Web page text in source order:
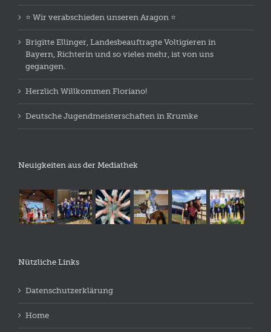
⭐️ Wir verabschieden unseren Aragon ⭐️
Brigitte Ellinger, Landesbeauftragte Voltigieren in
Bayern, Richterin und so vieles mehr, ist von uns
gegangen.
Herzlich Willkommen Floriano!
Deutsche Jugendmeisterschaften in Krumke
Neuigkeiten aus der Mediathek
Nützliche Links
Datenschutzerklärung
Home